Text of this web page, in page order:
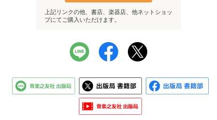
上記リンクの他、書店、楽器店、他ネットショッ
プにてご購入いただけます。